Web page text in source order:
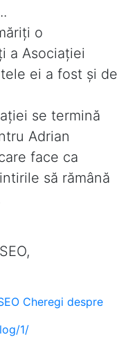
o
a Asociaţiei
ei a fost şi de
se termină
Adrian
face ca
să rămână
Cheregi despre
1/